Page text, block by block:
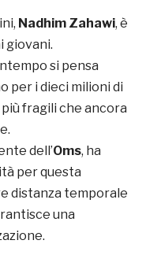
Nadhim Zahawi, è
giovani.
si pensa
per i dieci milioni di
fragili che ancora
dell’Oms, ha
per questa
distanza temporale
una